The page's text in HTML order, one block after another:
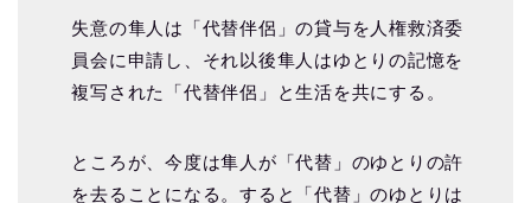
失意の隼人は「代替伴侶」の貸与を人権救済委
員会に申請し、それ以後隼人はゆとりの記憶を
複写された「代替伴侶」と生活を共にする。
ところが、今度は隼人が「代替」のゆとりの許
を去ることになる。すると「代替」のゆとりは